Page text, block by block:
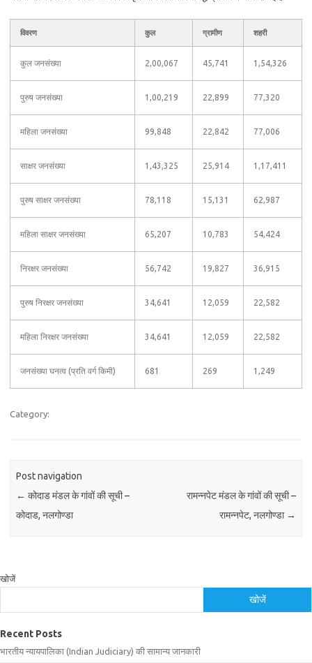
विवरण कुल ग्रामीण शहरी
कुल जनसंख्या 2,00,067 45,741 1,54,326
पुरुष जनसंख्या 1,00,219 22,899 77,320
महिला जनसंख्या 99,848 22,842 77,006
साक्षर जनसंख्या 1,43,325 25,914 1,17,411
पुरुष साक्षर जनसंख्या 78,118 15,131 62,987
महिला साक्षर जनसंख्या 65,207 10,783 54,424
निरक्षर जनसंख्या 56,742 19,827 36,915
पुरुष निरक्षर जनसंख्या 34,641 12,059 22,582
महिला निरक्षर जनसंख्या 34,641 12,059 22,582
जनसंख्या घनत्व (प्रति वर्ग किमी) 681 269 1,249
Category:
Post navigation
← कोदाड मंडल के गांवों की सूची –
कोदाड, नलगोण्डा
रामन्नपेट मंडल के गांवों की सूची –
रामन्नपेट, नलगोण्डा →
खोजें
खोजें
Recent Posts
भारतीय न्यायपालिका (Indian Judiciary) की सामान्य जानकारी